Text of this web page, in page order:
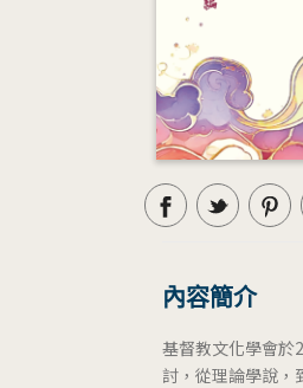
內容簡介
基督教文化學會於
討，從理論學說，